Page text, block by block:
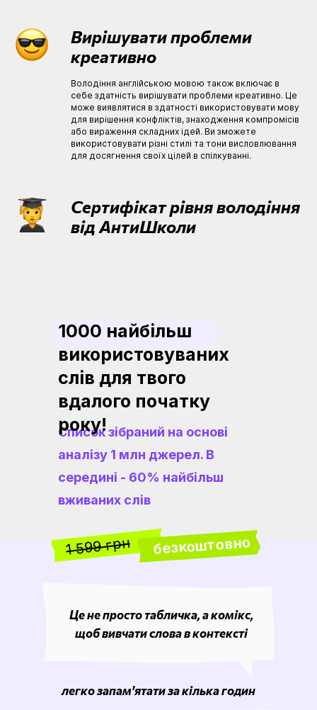
Вирішувати проблеми
креативно
Володіння англійською мовою також включає в
себе здатність вирішувати проблеми креативно. Це
може виявлятися в здатності використовувати мову
для вирішення конфліктів, знаходження компромісів
або вираження складних ідей. Ви зможете
використовувати різні стилі та тони висловлювання
для досягнення своїх цілей в спілкуванні.
Сертифікат рівня володіння
від АнтиШколи
Список зібраний на основі
аналізу 1 млн джерел. В
середині - 60% найбільш
вживаних слів
1000 найбільш
використовуваних
cлів для твого
вдалого початку
року!
1 599 грн безкоштовно
Це не просто табличка, а комікс,
щоб вивчати слова в контексті
легко запам'ятати за кілька годин